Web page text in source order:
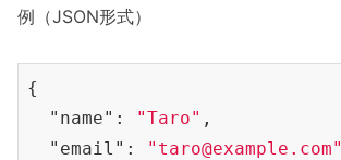
例（JSON形式）
{
"name" : "Taro" ,
"email" :
"taro@example.com"